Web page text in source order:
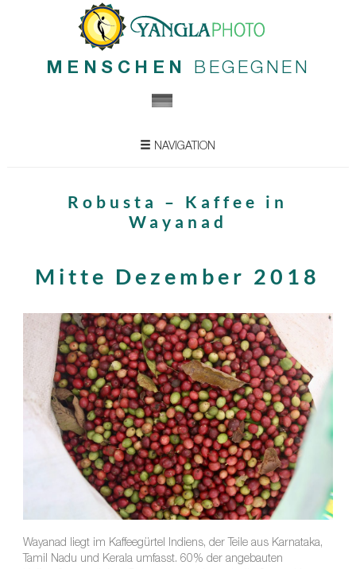
MENSCHEN BEGEGNEN
NAVIGATION
Robusta – Kaffee in
Wayanad
Mitte Dezember 2018
Wayanad liegt im Kaffeegürtel Indiens, der Teile aus Karnataka,
Tamil Nadu und Kerala umfasst. 60% der angebauten